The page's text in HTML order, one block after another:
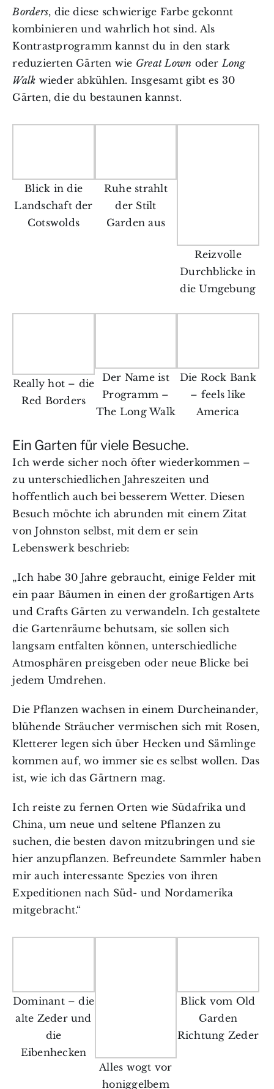
Borders, die diese schwierige Farbe gekonnt
kombinieren und wahrlich hot sind. Als
Kontrastprogramm kannst du in den stark
reduzierten Gärten wie Great Lown oder Long
Walk wieder abkühlen. Insgesamt gibt es 30
Gärten, die du bestaunen kannst.
Blick in die
Landschaft der
Cotswolds
Ruhe strahlt
der Stilt
Garden aus
Reizvolle
Durchblicke in
die Umgebung
Really hot – die
Red Borders
Der Name ist
Programm –
The Long Walk
Die Rock Bank
– feels like
America
Ein Garten für viele Besuche.
Ich werde sicher noch öfter wiederkommen –
zu unterschiedlichen Jahreszeiten und
hoffentlich auch bei besserem Wetter. Diesen
Besuch möchte ich abrunden mit einem Zitat
von Johnston selbst, mit dem er sein
Lebenswerk beschrieb:
„Ich habe 30 Jahre gebraucht, einige Felder mit
ein paar Bäumen in einen der großartigen Arts
und Crafts Gärten zu verwandeln. Ich gestaltete
die Gartenräume behutsam, sie sollen sich
langsam entfalten können, unterschiedliche
Atmosphären preisgeben oder neue Blicke bei
jedem Umdrehen.
Die Pflanzen wachsen in einem Durcheinander,
blühende Sträucher vermischen sich mit Rosen,
Kletterer legen sich über Hecken und Sämlinge
kommen auf, wo immer sie es selbst wollen. Das
ist, wie ich das Gärtnern mag.
Ich reiste zu fernen Orten wie Südafrika und
China, um neue und seltene Pflanzen zu
suchen, die besten davon mitzubringen und sie
hier anzupflanzen. Befreundete Sammler haben
mir auch interessante Spezies von ihren
Expeditionen nach Süd- und Nordamerika
mitgebracht.“
Dominant – die
alte Zeder und
die
Eibenhecken
Alles wogt vor
honiggelbem
Blick vom Old
Garden
Richtung Zeder